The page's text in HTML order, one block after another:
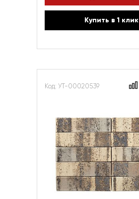
Купить в 1 клик
Код: УТ-00020539